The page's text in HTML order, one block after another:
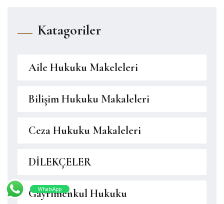
Katagoriler
Aile Hukuku Makeleleri
Bilişim Hukuku Makaleleri
Ceza Hukuku Makaleleri
DİLEKÇELER
Gayrimenkul Hukuku
WhatsApp